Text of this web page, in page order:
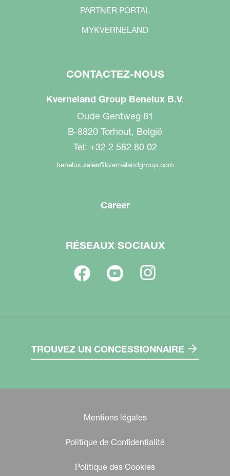
PARTNER PORTAL
MYKVERNELAND
CONTACTEZ-NOUS
Kverneland Group Benelux B.V.
Oude Gentweg 81
B-8820 Torhout, België
Tel: +32 2 582 80 02
benelux.sales@kvernelandgroup.com
Career
RÉSEAUX SOCIAUX
TROUVEZ UN CONCESSIONNAIRE
Mentions légales
Politique de Confidentialité
Politique des Cookies